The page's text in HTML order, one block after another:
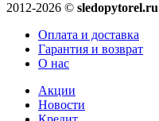
2012-2026 © sledopytorel.ru
Оплата и доставка
Гарантия и возврат
О нас
Акции
Новости